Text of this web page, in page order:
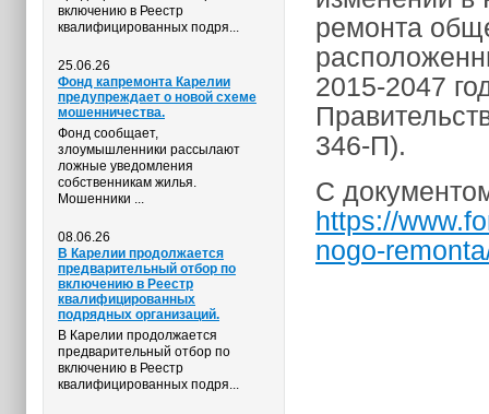
включению в Реестр
квалифицированных подря...
25.06.26
Фонд капремонта Карелии
предупреждает о новой схеме
мошенничества.
Фонд сообщает,
злоумышленники рассылают
ложные уведомления
собственникам жилья.
Мошенники ...
08.06.26
В Карелии продолжается
предварительный отбор по
включению в Реестр
квалифицированных
подрядных организаций.
В Карелии продолжается
предварительный отбор по
включению в Реестр
квалифицированных подря...
ремонта
2015-2047
346-П).
С
https://
nogo-